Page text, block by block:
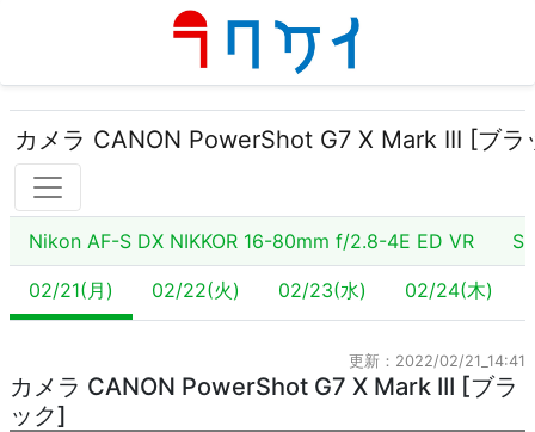
カメラ CANON PowerShot G7 X Mark III [ブラ
Nikon AF-S DX NIKKOR 16-80mm f/2.8-4E ED VR
02/21(月) 02/22(火) 02/23(水) 02/24(木)
更新：2022/02/21_14:41
カメラ CANON PowerShot G7 X Mark III [ブラ
ック]